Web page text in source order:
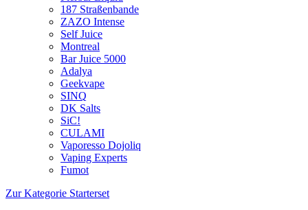
187 Straßenbande
ZAZO Intense
Self Juice
Montreal
Bar Juice 5000
Adalya
Geekvape
SINQ
DK Salts
SiC!
CULAMI
Vaporesso Dojoliq
Vaping Experts
Fumot
Zur Kategorie Starterset